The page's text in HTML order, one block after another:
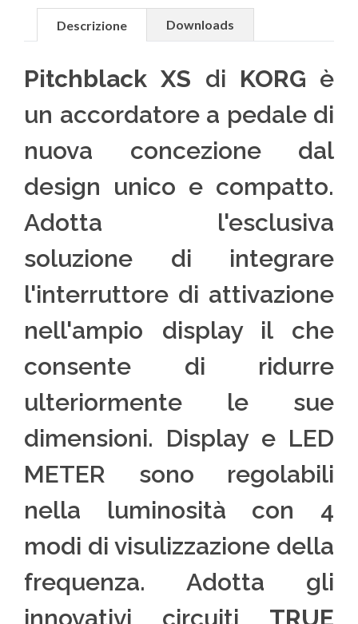
Descrizione Downloads
Pitchblack XS di KORG è
un accordatore a pedale di
nuova concezione dal
design unico e compatto.
Adotta l'esclusiva
soluzione di integrare
l'interruttore di attivazione
nell'ampio display il che
consente di ridurre
ulteriormente le sue
dimensioni. Display e LED
METER sono regolabili
nella luminosità con 4
modi di visulizzazione della
frequenza. Adotta gli
innovativi circuiti TRUE